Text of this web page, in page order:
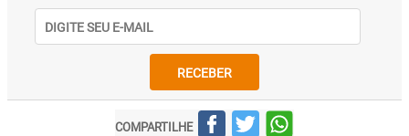
RECEBER
COMPARTILHE